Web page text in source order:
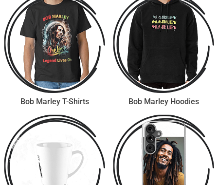
Bob Marley T-Shirts Bob Marley Hoodies